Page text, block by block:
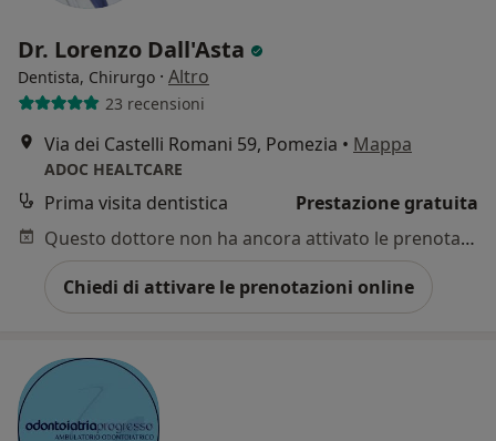
Dr. Lorenzo Dall'Asta
Dentista, Chirurgo · Altro
23 recensioni
Via dei Castelli Romani 59, Pomezia • Mappa
ADOC HEALTCARE
Prima visita dentistica
Prestazione gratuita
Questo dottore non ha ancora attivato le prenotazioni online presso questo indirizzo.
Chiedi di attivare le prenotazioni online